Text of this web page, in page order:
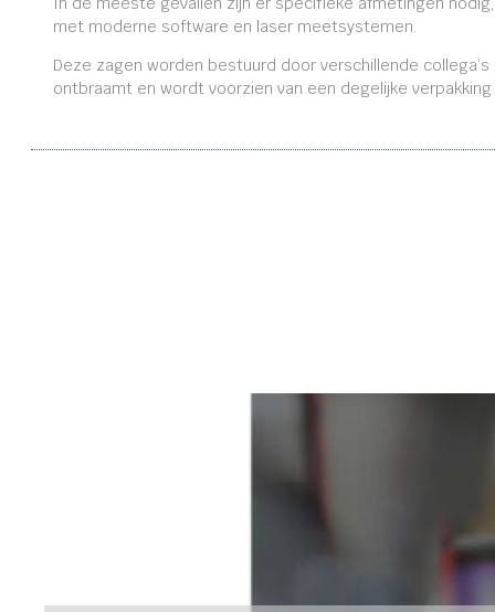
met moderne software en laser meetsystemen.
Deze zagen worden bestuurd door verschillende
ontbraamt en wordt voorzien van een degelijke